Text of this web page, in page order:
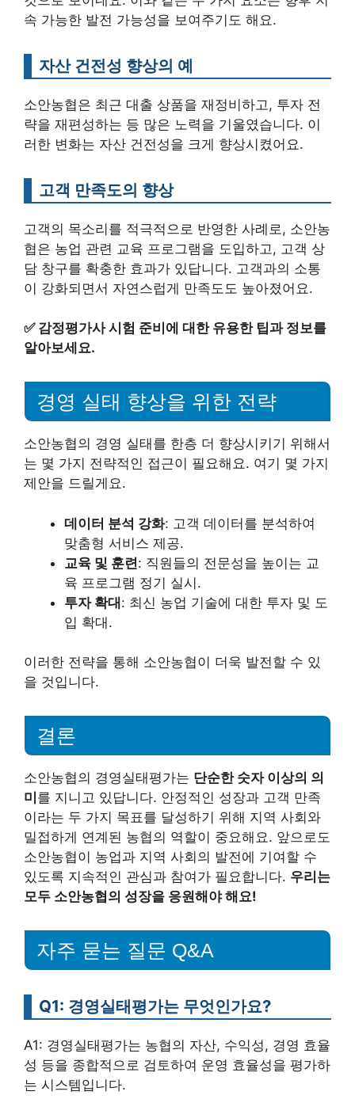
속 가능한 발전 가능성을 보여주기도 해요.
자산 건전성 향상의 예
소안농협은 최근 대출 상품을 재정비하고, 투자 전
략을 재편성하는 등 많은 노력을 기울였습니다. 이
러한 변화는 자산 건전성을 크게 향상시켰어요.
고객 만족도의 향상
고객의 목소리를 적극적으로 반영한 사례로, 소안농
협은 농업 관련 교육 프로그램을 도입하고, 고객 상
담 창구를 확충한 효과가 있답니다. 고객과의 소통
이 강화되면서 자연스럽게 만족도도 높아졌어요.
✅ 감정평가사 시험 준비에 대한 유용한 팁과 정보를
알아보세요.
경영 실태 향상을 위한 전략
소안농협의 경영 실태를 한층 더 향상시키기 위해서
는 몇 가지 전략적인 접근이 필요해요. 여기 몇 가지
제안을 드릴게요.
데이터 분석 강화: 고객 데이터를 분석하여
맞춤형 서비스 제공.
교육 및 훈련: 직원들의 전문성을 높이는 교
육 프로그램 정기 실시.
투자 확대: 최신 농업 기술에 대한 투자 및 도
입 확대.
이러한 전략을 통해 소안농협이 더욱 발전할 수 있
을 것입니다.
결론
소안농협의 경영실태평가는 단순한 숫자 이상의 의
미를 지니고 있답니다. 안정적인 성장과 고객 만족
이라는 두 가지 목표를 달성하기 위해 지역 사회와
밀접하게 연계된 농협의 역할이 중요해요. 앞으로도
소안농협이 농업과 지역 사회의 발전에 기여할 수
있도록 지속적인 관심과 참여가 필요합니다. 우리는
모두 소안농협의 성장을 응원해야 해요!
자주 묻는 질문 Q&A
Q1: 경영실태평가는 무엇인가요?
A1: 경영실태평가는 농협의 자산, 수익성, 경영 효율
성 등을 종합적으로 검토하여 운영 효율성을 평가하
는 시스템입니다.